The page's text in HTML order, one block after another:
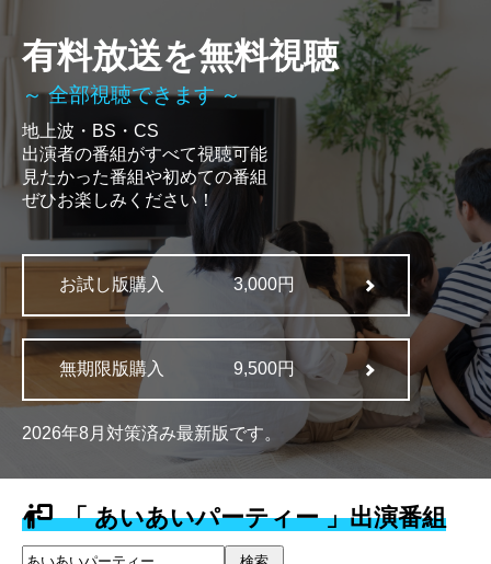
有料放送を無料視聴
～ 全部視聴できます ～
地上波・BS・CS
出演者の番組がすべて視聴可能
見たかった番組や初めての番組
ぜひお楽しみください！
お試し版購入 3,000円
無期限版購入 9,500円
2026年8月対策済み最新版です。
「 あいあいパーティー 」出演番組